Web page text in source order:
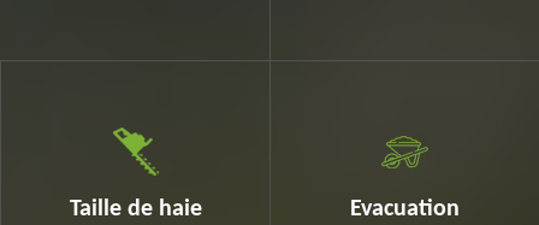
Taille de haie
Evacuation